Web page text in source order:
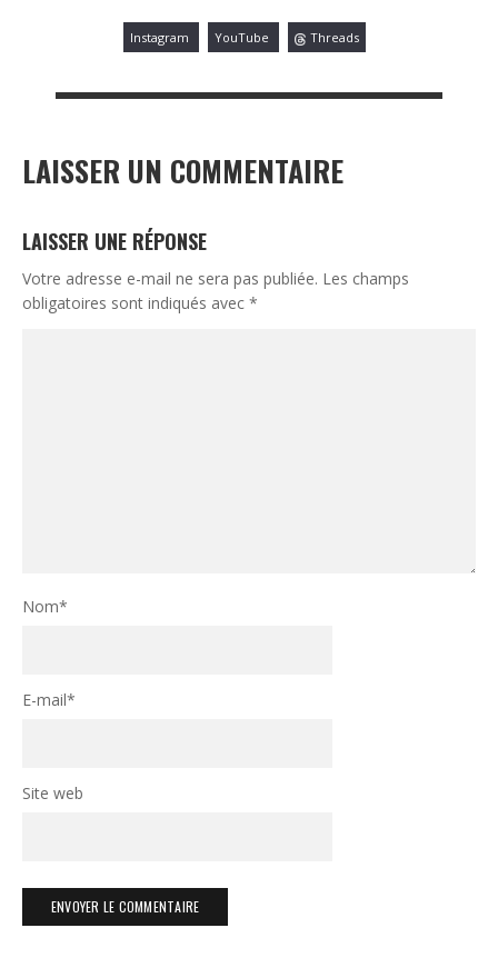
Instagram YouTube Threads
LAISSER UN COMMENTAIRE
LAISSER UNE RÉPONSE
Votre adresse e-mail ne sera pas publiée. Les champs
obligatoires sont indiqués avec *
Nom*
E-mail*
Site web